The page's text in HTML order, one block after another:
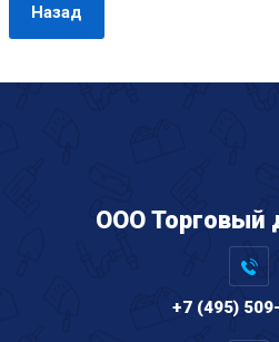
Назад
ООО Торговый
+7 (495)